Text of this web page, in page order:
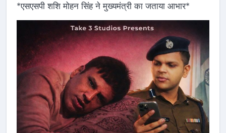
*एसएसपी शशि मोहन सिंह ने मुख्यमंत्री का जताया आभार*